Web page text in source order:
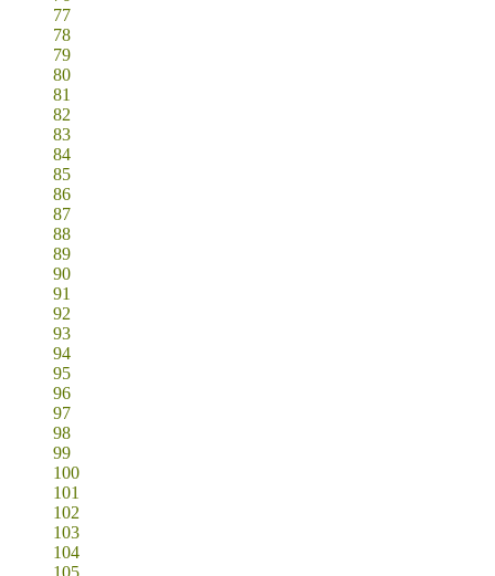
77
78
79
80
81
82
83
84
85
86
87
88
89
90
91
92
93
94
95
96
97
98
99
100
101
102
103
104